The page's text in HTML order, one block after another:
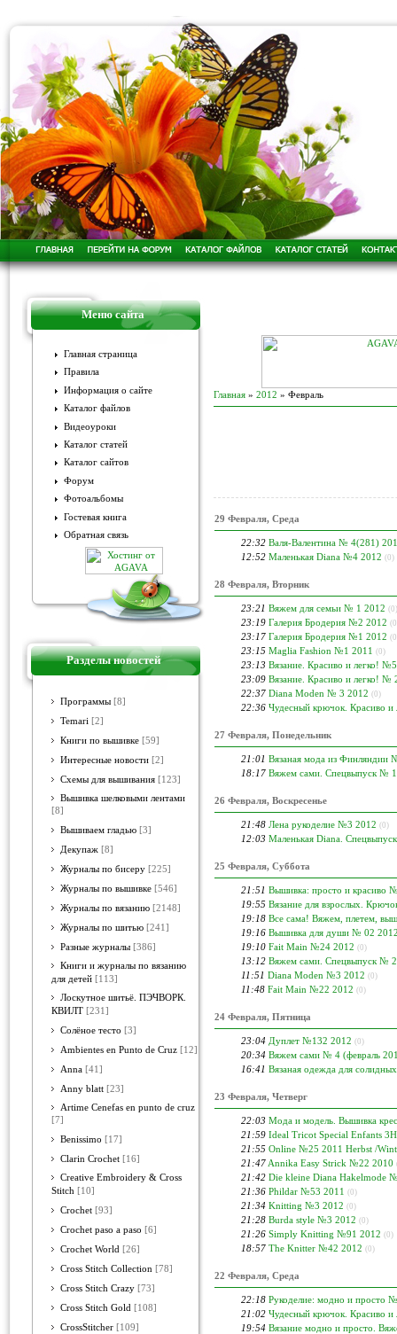
Меню сайта
Главная страница
Правила
Информация о сайте
Каталог файлов
Видеоуроки
Каталог статей
Каталог сайтов
Форум
Фотоальбомы
Гостевая книга
Обратная связь
Разделы новостей
Программы [8]
Temari [2]
Книги по вышивке [59]
Интересные новости [2]
Схемы для вышивания [123]
Вышивка шелковыми лентами
[8]
Вышиваем гладью [3]
Декупаж [8]
Журналы по бисеру [225]
Журналы по вышивке [546]
Журналы по вязанию [2148]
Журналы по шитью [241]
Разные журналы [386]
Книги и журналы по вязанию
для детей [113]
Лоскутное шитьё. ПЭЧВОРК.
КВИЛТ [231]
Солёное тесто [3]
Ambientes en Punto de Cruz [12]
Anna [41]
Anny blatt [23]
Artime Cenefas en punto de cruz
[7]
Benissimo [17]
Clarin Crochet [16]
Creative Embroidery & Cross
Stitch [10]
Crochet [93]
Crochet paso a paso [6]
Crochet World [26]
Cross Stitch Collection [78]
Cross Stitch Crazy [73]
Cross Stitch Gold [108]
CrossStitcher [109]
Главная » 2012 » Февраль
29 Февраля, Среда
22:32 Валя-Валентина № 4(281)
12:52 Маленькая Diana №4 2012 (0)
28 Февраля, Вторник
23:21 Вяжем для семьи № 1 2012 (0)
23:19 Галерия Бродерия №2 2012
23:17 Галерия Бродерия №1 2012
23:15 Maglia Fashion №1 2011 (0)
23:13 Вязание. Красиво и легко!
23:09 Вязание. Красиво и легко! №
22:37 Diana Moden № 3 2012 (0)
22:36 Чудесный крючок. Красиво
27 Февраля, Понедельник
21:01 Вязаная мода из Финляндии
18:17 Вяжем сами. Спецвыпуск №
26 Февраля, Воскресенье
21:48 Лена рукоделие №3 2012 (0)
12:03 Маленькая Diana.
25 Февраля, Суббота
21:51 Вышивка: просто и красиво
19:55 Вязание для взрослых.
19:18 Все сама! Вяжем, плетем,
19:16 Вышивка для души № 02
19:10 Fait Main №24 2012 (0)
13:12 Вяжем сами. Спецвыпуск № 2
11:51 Diana Moden №3 2012 (0)
11:48 Fait Main №22 2012 (0)
24 Февраля, Пятница
23:04 Дуплет №132 2012 (0)
20:34 Вяжем сами № 4 (февраль
16:41 Вязаная одежда для
23 Февраля, Четверг
22:03 Мода и модель. Вышивка
21:59 Ideal Tricot Special Enfants
21:55 Online №25 2011 Herbst /
21:47 Annika Easy Strick №22 2010
21:42 Die kleine Diana Hakelmode
21:36 Phildar №53 2011 (0)
21:34 Knitting №3 2012 (0)
21:28 Burda style №3 2012 (0)
21:26 Simply Knitting №91 2012 (0)
18:57 The Knitter №42 2012 (0)
22 Февраля, Среда
22:18 Рукоделие: модно и просто
21:02 Чудесный крючок. Красиво
19:54 Вязание модно и просто.